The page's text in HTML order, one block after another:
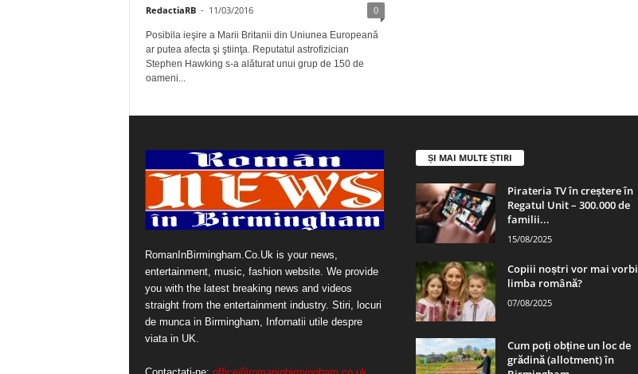
RedactiaRB - 11/03/2016 0
Posibila ieşire a Marii Britanii din Uniunea Europeană
ar putea afecta şi ştiinţa. Reputatul astrofizician
Stephen Hawking s-a alăturat unui grup de 150 de
oameni...
RomanInBirmingham.Co.Uk is your news,
entertainment, music, fashion website. We provide
you with the latest breaking news and videos
straight from the entertainment industry. Stiri, locuri
de munca in Birmingham, Infornatii utile despre
viata in UK.
ȘI MAI MULTE ȘTIRI
Pirateria TV în creștere în
Regatul Unit – 300.000 de
familii...
15/08/2025
Copiii noștri vor mai vorbi
limba română?
07/08/2025
Cum poți obține un loc de
grădină (allotment) în